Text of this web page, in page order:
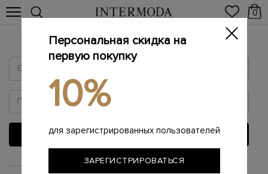
0
Войти
ВОЙТИ
или
Персональная скидка на
первую покупку
10%
для зарегистрированных пользователей
ЗАРЕГИСТРИРОВАТЬСЯ